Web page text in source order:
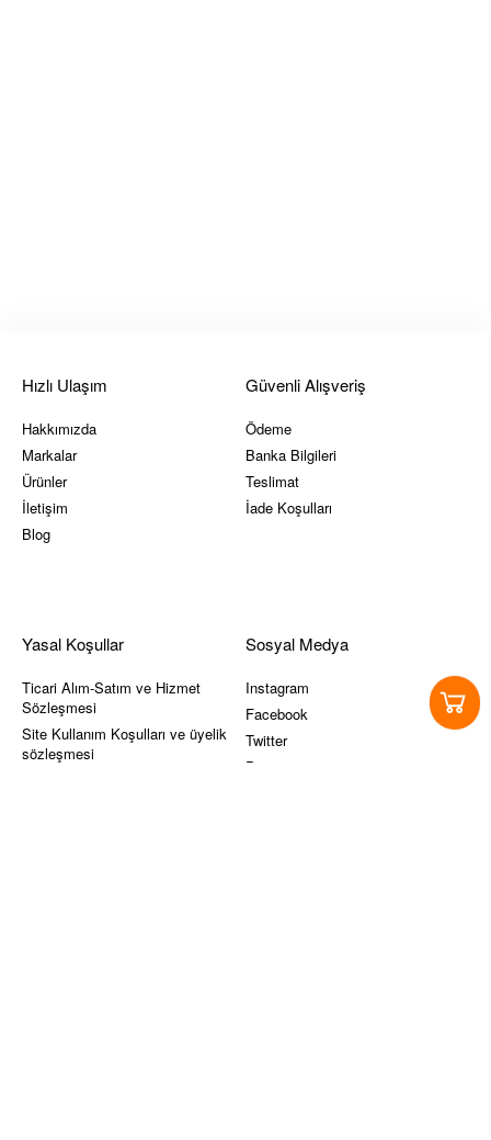
Hızlı Ulaşım
Hakkımızda
Markalar
Ürünler
İletişim
Blog
Güvenli Alışveriş
Ödeme
Banka Bilgileri
Teslimat
İade Koşulları
Yasal Koşullar
Ticari Alım-Satım ve Hizmet
Sözleşmesi
Site Kullanım Koşulları ve üyelik
sözleşmesi
Sosyal Medya
Instagram
Facebook
Twitter
Pinterest